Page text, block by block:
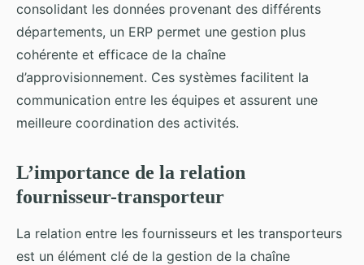
consolidant les données provenant des différents
départements, un ERP permet une gestion plus
cohérente et efficace de la chaîne
d’approvisionnement. Ces systèmes facilitent la
communication entre les équipes et assurent une
meilleure coordination des activités.
L’importance de la relation
fournisseur-transporteur
La relation entre les fournisseurs et les transporteurs
est un élément clé de la gestion de la chaîne